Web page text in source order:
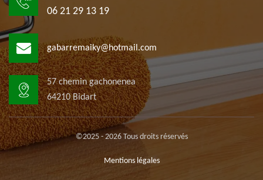
06 21 29 13 19
gabarremaiky@hotmail.com
57 chemin gachonenea
64210 Bidart
©2025 - 2026 Tous droits réservés
Mentions légales